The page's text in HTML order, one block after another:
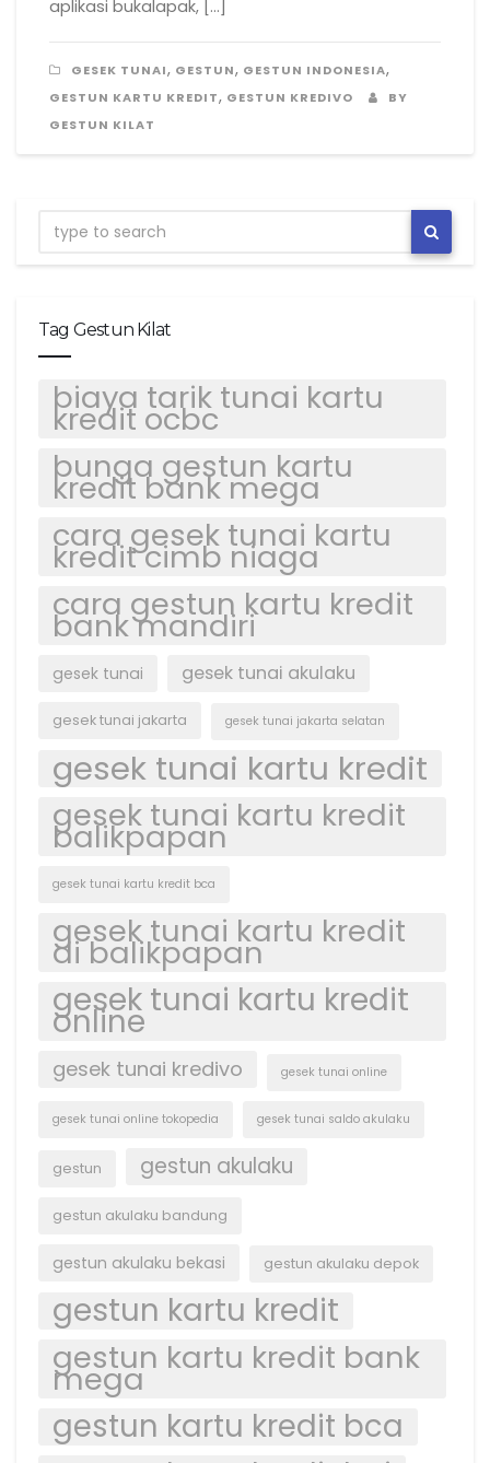
aplikasi bukalapak, […]
GESEK TUNAI, GESTUN, GESTUN INDONESIA,
GESTUN KARTU KREDIT, GESTUN KREDIVO
BY
GESTUN KILAT
Tag Gestun Kilat
biaya tarik tunai kartu
kredit ocbc
bunga gestun kartu
kredit bank mega
cara gesek tunai kartu
kredit cimb niaga
cara gestun kartu kredit
bank mandiri
gesek tunai gesek tunai akulaku
gesek tunai jakarta gesek tunai jakarta selatan
gesek tunai kartu kredit
gesek tunai kartu kredit
balikpapan
gesek tunai kartu kredit bca
gesek tunai kartu kredit
di balikpapan
gesek tunai kartu kredit
online
gesek tunai kredivo gesek tunai online
gesek tunai online tokopedia gesek tunai saldo akulaku
gestun gestun akulaku
gestun akulaku bandung
gestun akulaku bekasi gestun akulaku depok
gestun kartu kredit
gestun kartu kredit bank
mega
gestun kartu kredit bca